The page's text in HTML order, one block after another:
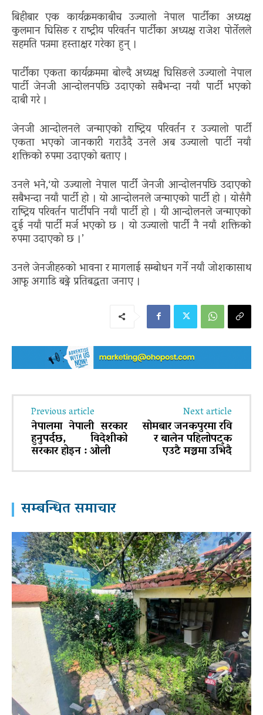
बिहीबार एक कार्यक्रमकाबीच उज्यालो नेपाल पार्टीका अध्यक्ष
कुलमान घिसिङ र राष्ट्रीय परिवर्तन पार्टीका अध्यक्ष राजेश पोर्तेलले
सहमति पत्रमा हस्ताक्षर गरेका हुन् ।
पार्टीका एकता कार्यक्रममा बोल्दै अध्यक्ष घिसिङले उज्यालो नेपाल
पार्टी जेनजी आन्दोलनपछि उदाएको सबैभन्दा नयाँ पार्टी भएको
दाबी गरे ।
जेनजी आन्दोलनले जन्माएको राष्ट्रिय परिवर्तन र उज्यालो पार्टी
एकता भएको जानकारी गराउँदै उनले अब उज्यालो पार्टी नयाँ
शक्तिको रुपमा उदाएको बताए ।
उनले भने,‘यो उज्यालो नेपाल पार्टी जेनजी आन्दोलनपछि उदाएको
सबैभन्दा नयाँ पार्टी हो । यो आन्दोलनले जन्माएको पार्टी हो । योसँगै
राष्ट्रिय परिवर्तन पार्टीपनि नयाँ पार्टी हो । यी आन्दोलनले जन्माएको
दुई नयाँ पार्टी मर्ज भएको छ । यो उज्यालो पार्टी नै नयाँ शक्तिको
रुपमा उदाएको छ ।’
उनले जेनजीहरुको भावना र मागलाई सम्बोधन गर्ने नयाँ जोशकासाथ
आफू अगाडि बढ्ने प्रतिबद्धता जनाए ।
Previous article
नेपालमा नेपाली सरकार
हुनुपर्दछ, विदेशीको
सरकार होइन : ओली
Next article
सोमबार जनकपुरमा रवि
र बालेन पहिलोपटक
एउटै मञ्चमा उभिँदै
सम्बन्धित समाचार